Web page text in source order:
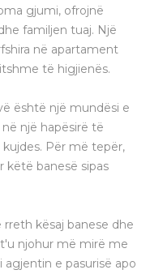
gjumi, ofrojnë
familjen tuaj. Një
në apartament
të higjienës.
është një mundësi e
një hapësirë të
Për më tepër,
këtë banesë sipas
kësaj banese dhe
njohur më mirë me
e pasurisë apo